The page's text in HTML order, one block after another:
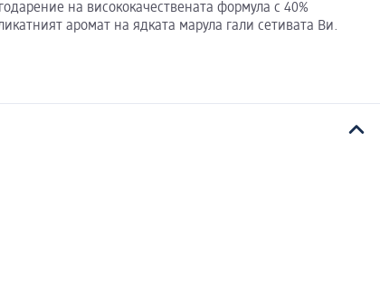
на висококачествената формула с 40%
аромат на ядката марула гали сетивата Ви.